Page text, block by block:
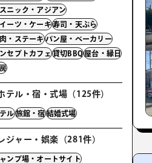
ニック・アジアン
ーツ・ケーキ寿司・天ぷら
・ステーキパン屋・ベーカリー
セプトカフェ貸切BBQ屋台・縁日
テル・宿・式場（125件）
ル旅館・宿結婚式場
ジャー・娯楽（281件）
ンプ場・オートサイト